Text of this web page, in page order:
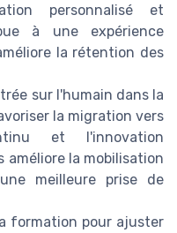
personnalisé et
à une expérience
la rétention des
sur l'humain dans la
la migration vers
et l'innovation
améliore la mobilisation
meilleure prise de
formation pour ajuster